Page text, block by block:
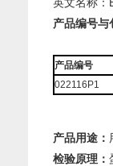
产品编号与
产品编号
022116P1
产品用途：
检验原理：